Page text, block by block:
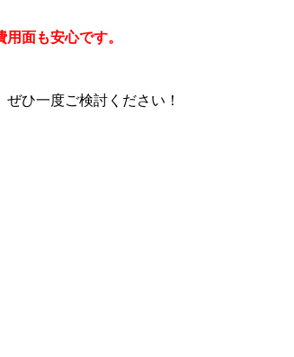
面も安心です。
ひ一度ご検討ください！